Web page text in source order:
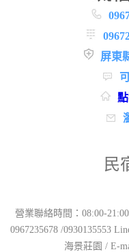
屏東
民
營業聯絡時間：08:00-
0967235678 /0930135553
海景莊園 / E-